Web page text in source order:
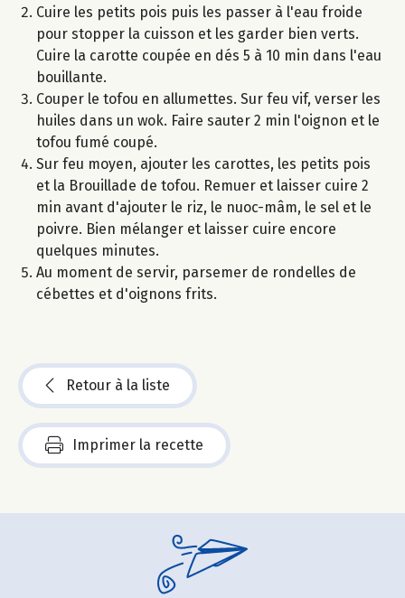
Cuire les petits pois puis les passer à l'eau froide
pour stopper la cuisson et les garder bien verts.
Cuire la carotte coupée en dés 5 à 10 min dans l'eau
bouillante.
Couper le tofou en allumettes. Sur feu vif, verser les
huiles dans un wok. Faire sauter 2 min l'oignon et le
tofou fumé coupé.
Sur feu moyen, ajouter les carottes, les petits pois
et la Brouillade de tofou. Remuer et laisser cuire 2
min avant d'ajouter le riz, le nuoc-mâm, le sel et le
poivre. Bien mélanger et laisser cuire encore
quelques minutes.
Au moment de servir, parsemer de rondelles de
cébettes et d'oignons frits.
Retour à la liste
Imprimer la recette